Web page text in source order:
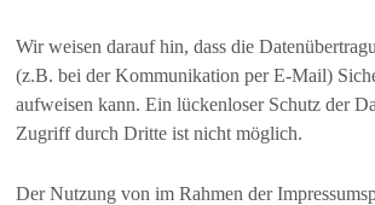
Wir weisen darauf hin, dass die
(z.B. bei der Kommunikation per E-Mail)
aufweisen kann. Ein lückenloser Schutz der
Zugriff durch Dritte ist nicht möglich.
Der Nutzung von im Rahmen der